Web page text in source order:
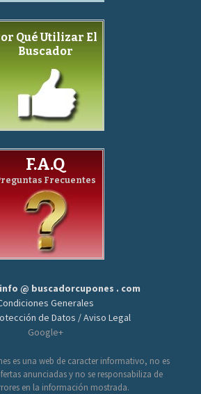
Qué Utilizar El
Buscador
F.A.Q
Frecuentes
@ buscadorcupones . com
Generales
de Datos / Aviso Legal
Google+
es una web de caracter informativo, no es
anunciadas y no se responsabiliza de
en la información mostrada.